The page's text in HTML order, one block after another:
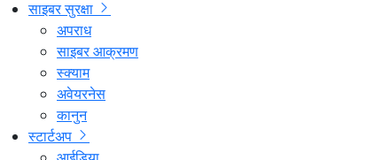
साइबर सुरक्षा
अपराध
साइबर आक्रमण
स्क्याम
अवेयरनेस
कानुन
स्टार्टअप